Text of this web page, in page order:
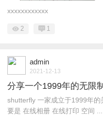
xxxxxxxxxxxx
2 1
admin
2021-12-13
分享一个1999年的无限
shutterfly 一家成立于1999年
要是 在线相册 在线打印 空间 ...